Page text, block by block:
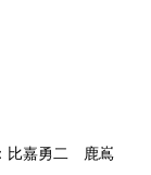
比嘉勇二 鹿嶌